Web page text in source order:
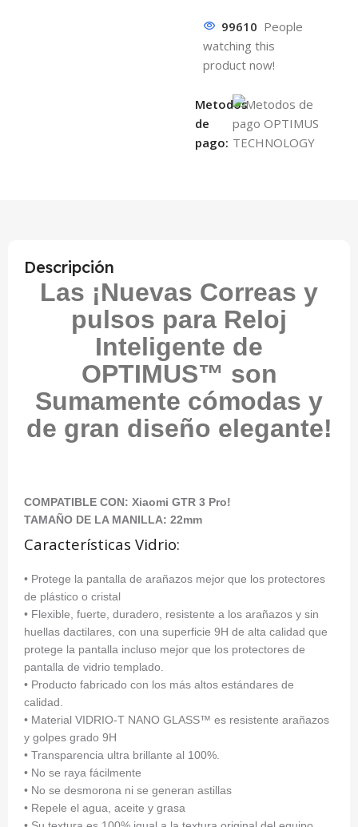
99610 People
watching this
product now!
Metodos
de
pago:
Descripción
Las ¡Nuevas Correas y
pulsos para Reloj
Inteligente de
OPTIMUS™ son
Sumamente cómodas y
de gran diseño elegante!
COMPATIBLE CON: Xiaomi GTR 3 Pro!
TAMAÑO DE LA MANILLA: 22mm
Características Vidrio:
• Protege la pantalla de arañazos mejor que los protectores
de plástico o cristal
• Flexible, fuerte, duradero, resistente a los arañazos y sin
huellas dactilares, con una superficie 9H de alta calidad que
protege la pantalla incluso mejor que los protectores de
pantalla de vidrio templado.
• Producto fabricado con los más altos estándares de
calidad.
• Material VIDRIO-T NANO GLASS™ es resistente arañazos
y golpes grado 9H
• Transparencia ultra brillante al 100%.
• No se raya fácilmente
• No se desmorona ni se generan astillas
• Repele el agua, aceite y grasa